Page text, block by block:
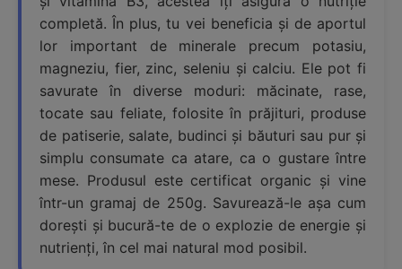
completă. În plus, tu vei beneficia și de aportul
lor important de minerale precum potasiu,
magneziu, fier, zinc, seleniu și calciu. Ele pot fi
savurate în diverse moduri: măcinate, rase,
tocate sau feliate, folosite în prăjituri, produse
de patiserie, salate, budinci și băuturi sau pur și
simplu consumate ca atare, ca o gustare între
mese. Produsul este certificat organic și vine
într-un gramaj de 250g. Savurează-le așa cum
dorești și bucură-te de o explozie de energie și
nutrienți, în cel mai natural mod posibil.